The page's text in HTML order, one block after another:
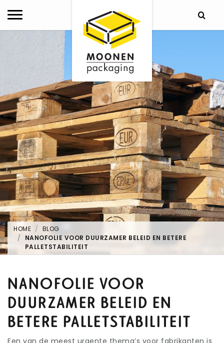
HOME
BLOG
NANOFOLIE VOOR DUURZAMER BELEID EN BETERE
PALLETSTABILITEIT
NANOFOLIE VOOR
DUURZAMER BELEID EN
BETERE PALLETSTABILITEIT
Een van de meest urgente thema’s voor fabrikanten is